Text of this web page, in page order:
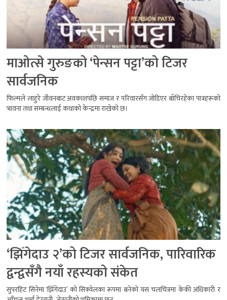
माओत्से गुरुङको ‘पेन्सन पट्टा’को टिजर
सार्वजनिक
फिल्मले लाहुरे जीवनबाट अवकाशपछि समाज र परिवारसँग जोडिएर बाँचिरहेका पात्रहरूको
भावना तथा सम्बन्धलाई कथाको केन्द्रमा राखेको छ।
‘झिँगेदाउ २’को टिजर सार्वजनिक, पारिवारिक
द्वन्द्वसँगै नयाँ रहस्यको संकेत
सुपरहिट सिनेमा ‘झिँगेदाउ’ को सिक्वेलका रूपमा बनेको यस चलचित्रमा केकी अधिकारी र